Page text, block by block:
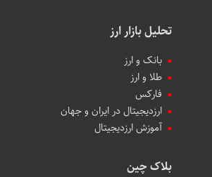
تحلیل بازار ارز
بانک و ارز
طلا و ارز
فارکس
ارزدیجیتال در ایران و جهان
آموزش ارزدیجیتال
بلاک چین